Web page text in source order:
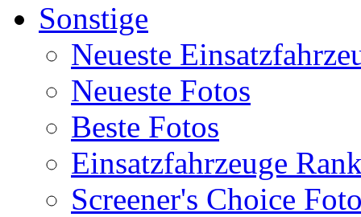
Sonstige
Neueste
Neueste Fotos
Beste Fotos
Einsatzfahrzeuge
Screener's Choice